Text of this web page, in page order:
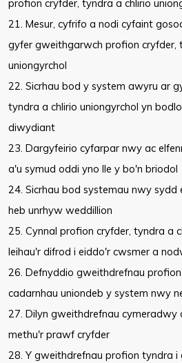
profion cryfder, tyndra a chlirio
21. Mesur, cyfrifo a nodi cyfaint
gyfer gweithgarwch profion cryfder,
uniongyrchol
22. Sicrhau bod y system awyru ar
tyndra a chlirio uniongyrchol yn
diwydiant
23. Dargyfeirio cyfarpar nwy ac
a'u symud oddi yno lle y bo'n briodol
24. Sicrhau bod systemau nwy sydd
heb unrhyw weddillion
25. Cynnal profion cryfder, tyndra a
leihau'r difrod i eiddo'r cwsmer a
26. Defnyddio gweithdrefnau
cadarnhau uniondeb y system nwy
27. Dilyn gweithdrefnau cymeradwy
methu'r prawf cryfder
28. Y gweithdrefnau profion tyndra i